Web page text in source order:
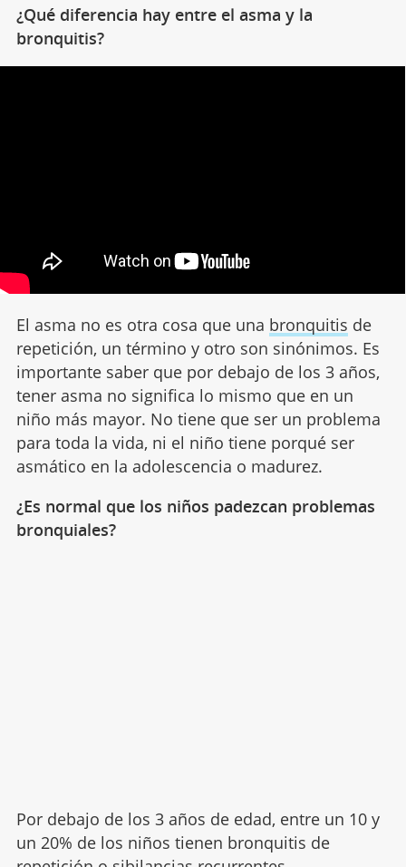
¿Qué diferencia hay entre el asma y la
bronquitis?
El asma no es otra cosa que una bronquitis de
repetición, un término y otro son sinónimos. Es
importante saber que por debajo de los 3 años,
tener asma no significa lo mismo que en un
niño más mayor. No tiene que ser un problema
para toda la vida, ni el niño tiene porqué ser
asmático en la adolescencia o madurez.
¿Es normal que los niños padezcan problemas
bronquiales?
Por debajo de los 3 años de edad, entre un 10 y
un 20% de los niños tienen bronquitis de